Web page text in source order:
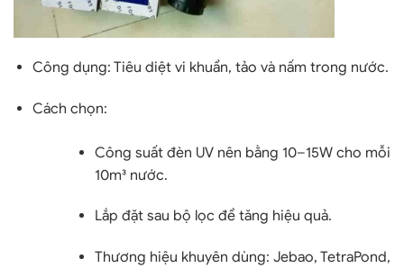
Công dụng: Tiêu diệt vi khuẩn, tảo và nấm trong nước.
Cách chọn:
Công suất đèn UV nên bằng 10–15W cho mỗi
10m³ nước.
Lắp đặt sau bộ lọc để tăng hiệu quả.
Thương hiệu khuyên dùng: Jebao, TetraPond,